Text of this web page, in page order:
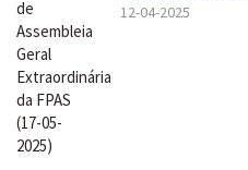
12-04-2025